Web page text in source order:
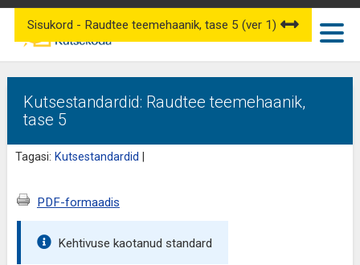
Kutsestandardid: Raudtee teemehaanik,
tase 5
Tagasi: Kutsestandardid
Sisukord - Raudtee teemehaanik, tase 5 (ver 1)
PDF-formaadis
Kehtivuse kaotanud standard